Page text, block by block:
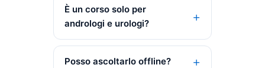
È un corso solo per
andrologi e urologi?
Posso ascoltarlo offline?